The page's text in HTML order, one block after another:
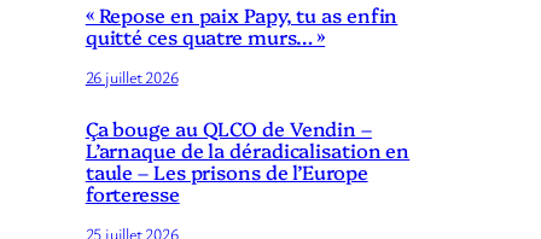
« Repose en paix Papy, tu as enfin
quitté ces quatre murs… »
26 juillet 2026
Ça bouge au QLCO de Vendin –
L’arnaque de la déradicalisation en
taule – Les prisons de l’Europe
forteresse
25 juillet 2026